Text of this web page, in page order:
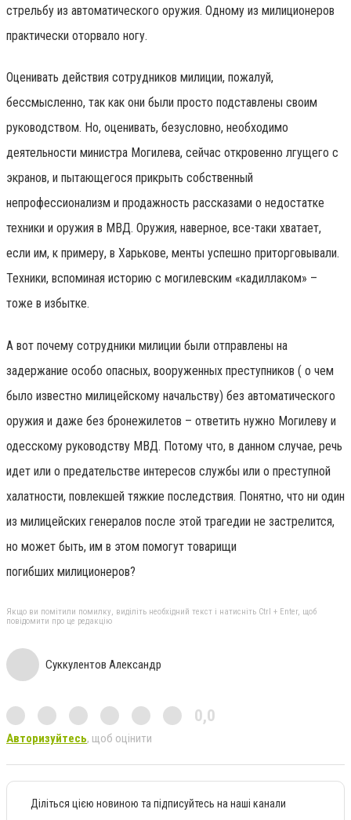
стрельбу из автоматического оружия. Одному из милиционеров
практически оторвало ногу.
Оценивать действия сотрудников милиции, пожалуй,
бессмысленно, так как они были просто подставлены своим
руководством. Но, оценивать, безусловно, необходимо
деятельности министра Могилева, сейчас откровенно лгущего с
экранов, и пытающегося прикрыть собственный
непрофессионализм и продажность рассказами о недостатке
техники и оружия в МВД. Оружия, наверное, все-таки хватает,
если им, к примеру, в Харькове, менты успешно приторговывали.
Техники, вспоминая историю с могилевским «кадиллаком» –
тоже в избытке.
А вот почему сотрудники милиции были отправлены на
задержание особо опасных, вооруженных преступников ( о чем
было известно милицейскому начальству) без автоматического
оружия и даже без бронежилетов – ответить нужно Могилеву и
одесскому руководству МВД. Потому что, в данном случае, речь
идет или о предательстве интересов службы или о преступной
халатности, повлекшей тяжкие последствия. Понятно, что ни один
из милицейских генералов после этой трагедии не застрелится,
но может быть, им в этом помогут товарищи
погибших милиционеров?
Якщо ви помітили помилку, виділіть необхідний текст і натисніть Ctrl + Enter, щоб
повідомити про це редакцію
Суккулентов Александр
0,0
Авторизуйтесь, щоб оцінити
Діліться цією новиною та підписуйтесь на наші канали